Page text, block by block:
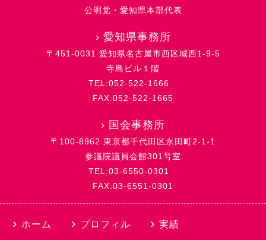
公明党・愛知県本部代表
› 愛知県事務所
〒451-0031 愛知県名古屋市西区城西1-9-5
寺島ビル１階
TEL:052-522-1666
FAX:052-522-1665
› 国会事務所
〒100-8962 東京都千代田区永田町2-1-1
参議院議員会館301号室
TEL:03-6550-0301
FAX:03-6551-0301
ホーム プロフィル 実績